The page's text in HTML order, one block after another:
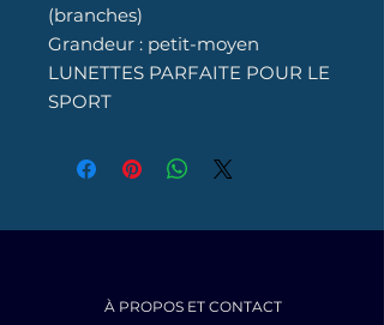
(branches)
Grandeur : petit-moyen
LUNETTES PARFAITE POUR LE
SPORT
À PROPOS ET CONTACT